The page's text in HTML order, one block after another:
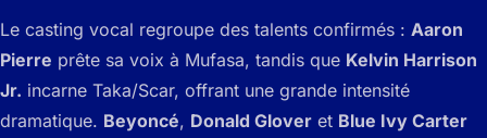
Le casting vocal regroupe des talents confirmés : Aaron
Pierre prête sa voix à Mufasa, tandis que Kelvin Harrison
Jr. incarne Taka/Scar, offrant une grande intensité
dramatique. Beyoncé, Donald Glover et Blue Ivy Carter